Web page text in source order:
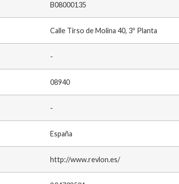
B08000135
Calle Tirso de Molina 40, 3º Planta
-
08940
-
España
http://www.revlon.es/